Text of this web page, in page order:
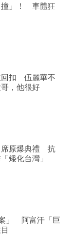
撞」！ 車體狂
回扣 伍麗華不
，他很好
席原爆典禮 抗
矮化台灣」
」 阿富汗「巨